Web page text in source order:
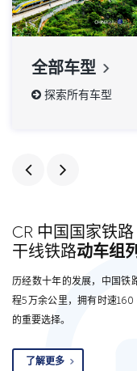
全部车型
探索所有车型
CR 中国国家铁路
干线铁路动车组
历经数十年的发展，中国铁
程5万余公里，拥有时速
的重要选择。
了解更多